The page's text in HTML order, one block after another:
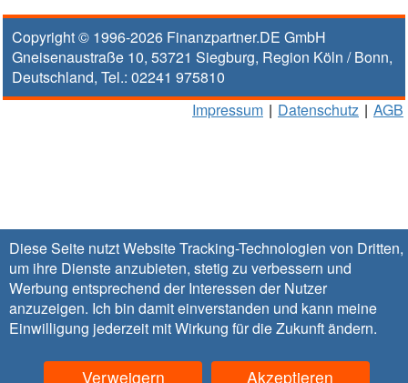
Diese Seite nutzt Website Tracking-Technologien von Dritten,
um ihre Dienste anzubieten, stetig zu verbessern und
Werbung entsprechend der Interessen der Nutzer
anzuzeigen. Ich bin damit einverstanden und kann meine
Einwilligung jederzeit mit Wirkung für die Zukunftändern.
Verweigern Akzeptieren
Copyright © 1996-2026 Finanzpartner.DE GmbH
Gneisenaustraße 10, 53721 Siegburg, Region Köln / Bonn,
Deutschland, Tel.: 02241 975810
Impressum | Datenschutz | AGB